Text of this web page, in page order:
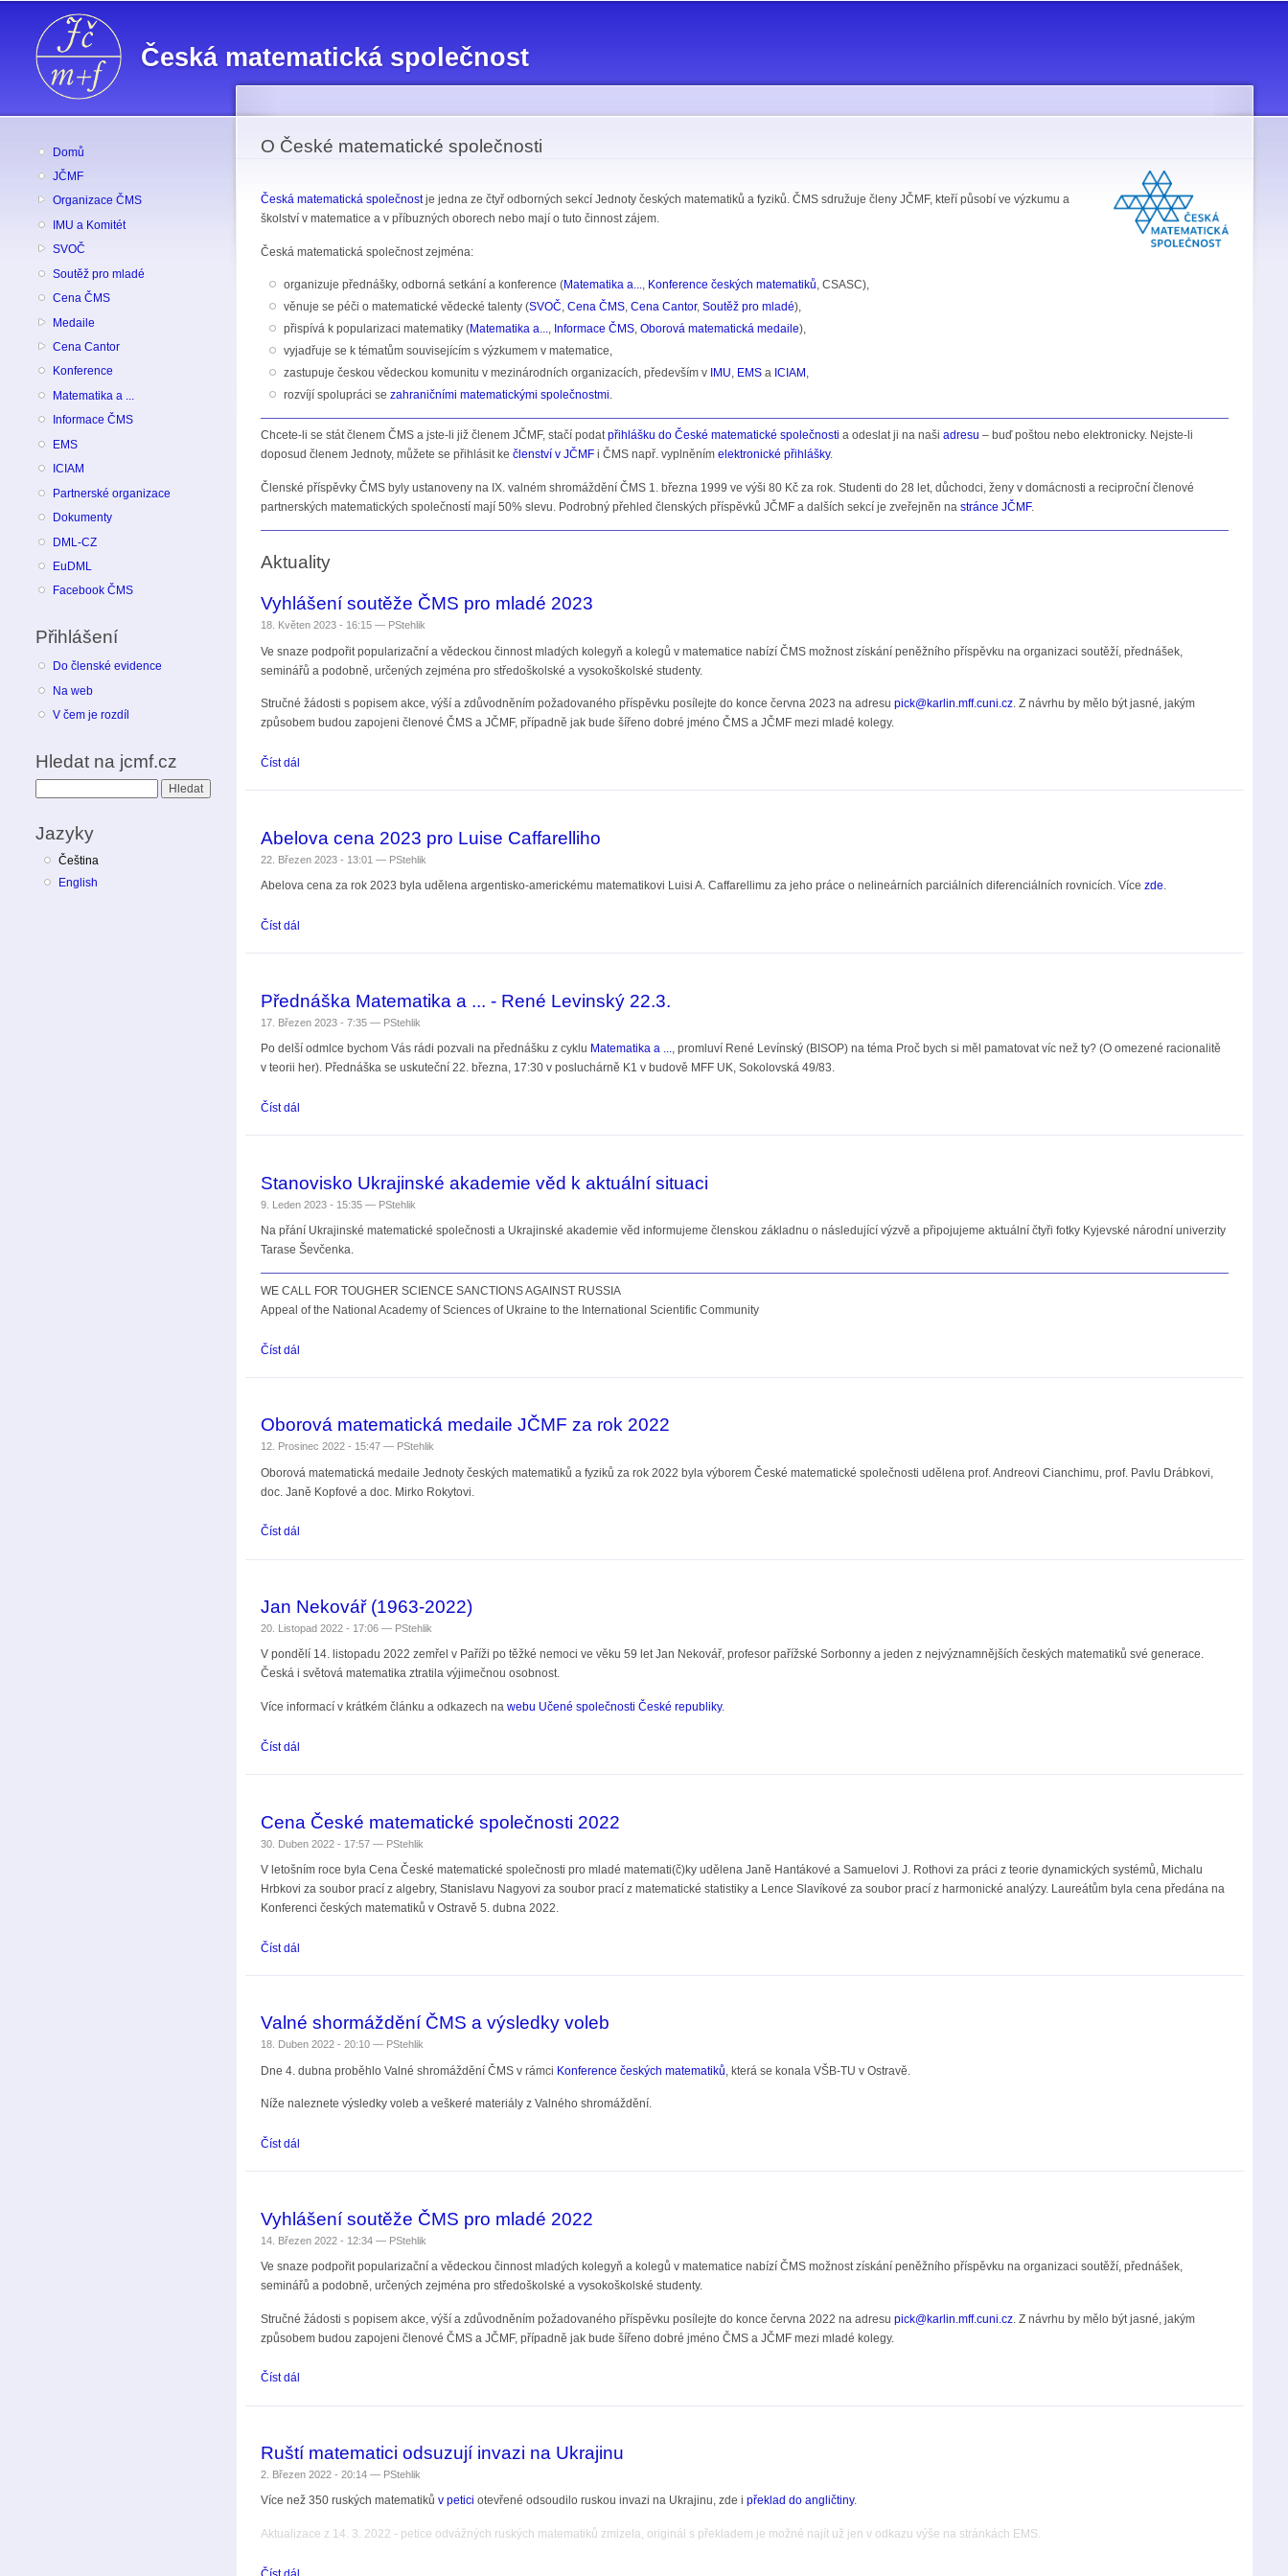
Česká matematická společnost
Domů
JČMF
Organizace ČMS
IMU a Komitét
SVOČ
Soutěž pro mladé
Cena ČMS
Medaile
Cena Cantor
Konference
Matematika a ...
Informace ČMS
EMS
ICIAM
Partnerské organizace
Dokumenty
DML-CZ
EuDML
Facebook ČMS
Přihlášení
Do členské evidence
Na web
V čem je rozdíl
Hledat na jcmf.cz
Jazyky
Čeština
English
O České matematické společnosti
Česká matematická společnostje jedna ze čtyř odborných sekcí Jednoty českých matematiků a fyziků. ČMS sdružuje členy JČMF, kteří působí ve výzkumu a
školství v matematice a v příbuzných oborech nebo mají o tuto činnost zájem.
Česká matematická společnost zejména:
organizuje přednášky, odborná setkání a konference (Matematika a..., Konference českých matematiků, CSASC),
věnuje se péči o matematické vědecké talenty (SVOČ,Cena ČMS,Cena Cantor,Soutěž pro mladé),
přispívá k popularizaci matematiky (Matematika a..., Informace ČMS,Oborová matematická medaile),
vyjadřuje se k tématům souvisejícím s výzkumem v matematice,
zastupuje českou vědeckou komunitu v mezinárodních organizacích, především v IMU, EMS a ICIAM ,
rozvíjí spolupráci sezahraničními matematickými společnostmi.
Chcete-li se stát členem ČMS a jste-li již členem JČMF, stačí podatpřihlášku do České matematické společnosti a odeslat ji na naši adresu – buď poštou nebo elektronicky. Nejste-li
doposud členem Jednoty, můžete se přihlásit ke členství v JČMF i ČMS např. vyplněním elektronické přihlášky.
Členské příspěvky ČMS byly ustanoveny na IX. valném shromáždění ČMS 1. března 1999 ve výši 80 Kč za rok. Studenti do 28 let, důchodci, ženy v domácnosti a reciproční členové
partnerských matematických společností mají 50% slevu. Podrobný přehled členských příspěvků JČMF a dalších sekcí je zveřejněn na stránce JČMF.
Aktuality
Vyhlášení soutěže ČMS pro mladé 2023
18. Květen 2023 - 16:15 — PStehlik
Ve snaze podpořit popularizační a vědeckou činnost mladých kolegyň a kolegů v matematice nabízí ČMS možnost získání peněžního příspěvku na organizaci soutěží, přednášek,
seminářů a podobně, určených zejména pro středoškolské a vysokoškolské studenty.
Stručné žádosti s popisem akce, výší a zdůvodněním požadovaného příspěvku posílejte do konce června 2023 na adresu pick@karlin.mff.cuni.cz. Z návrhu by mělo být jasné, jakým
způsobem budou zapojeni členové ČMS a JČMF, případně jak bude šířeno dobré jméno ČMS a JČMF mezi mladé kolegy.
Číst dál
Abelova cena 2023 pro Luise Caffarelliho
22. Březen 2023 - 13:01 — PStehlik
Abelova cena za rok 2023 byla udělena argentisko-americkému matematikovi Luisi A. Caffarellimu za jeho práce o nelineárních parciálních diferenciálních rovnicích. Více zde.
Číst dál
Přednáška Matematika a ... - René Levinský 22.3.
17. Březen 2023 - 7:35 — PStehlik
Po delší odmlce bychom Vás rádi pozvali na přednášku z cyklu Matematika a ..., promluví René Levínský (BISOP) na téma Proč bych si měl pamatovat víc než ty? (O omezené racionalitě
v teorii her). Přednáška se uskuteční 22. března, 17:30 v posluchárně K1 v budově MFF UK, Sokolovská 49/83.
Číst dál
Stanovisko Ukrajinské akademie věd k aktuální situaci
9. Leden 2023 - 15:35 — PStehlik
Na přání Ukrajinské matematické společnosti a Ukrajinské akademie věd informujeme členskou základnu o následující výzvě a připojujeme aktuální čtyři fotky Kyjevské národní univerzity
Tarase Ševčenka.
WE CALL FOR TOUGHER SCIENCE SANCTIONS AGAINST RUSSIA
Appeal of the National Academy of Sciences of Ukraine to the International Scientific Community
Číst dál
Oborová matematická medaile JČMF za rok 2022
12. Prosinec 2022 - 15:47 — PStehlik
Oborová matematická medaile Jednoty českých matematiků a fyziků za rok 2022 byla výborem České matematické společnosti udělena prof. Andreovi Cianchimu, prof. Pavlu Drábkovi,
doc. Janě Kopfové a doc. Mirko Rokytovi.
Číst dál
Jan Nekovář (1963-2022)
20. Listopad 2022 - 17:06 — PStehlik
V pondělí 14. listopadu 2022 zemřel v Paříži po těžké nemoci ve věku 59 let Jan Nekovář, profesor pařížské Sorbonny a jeden z nejvýznamnějších českých matematiků své generace.
Česká i světová matematika ztratila výjimečnou osobnost.
Více informací v krátkém článku a odkazech na webu Učené společnosti České republiky.
Číst dál
Cena České matematické společnosti 2022
30. Duben 2022 - 17:57 — PStehlik
V letošním roce byla Cena České matematické společnosti pro mladé matemati(č)ky udělena Janě Hantákové a Samuelovi J. Rothovi za práci z teorie dynamických systémů, Michalu
Hrbkovi za soubor prací z algebry, Stanislavu Nagyovi za soubor prací z matematické statistiky a Lence Slavíkové za soubor prací z harmonické analýzy. Laureátům byla cena předána na
Konferenci českých matematiků v Ostravě 5. dubna 2022.
Číst dál
Valné shormáždění ČMS a výsledky voleb
18. Duben 2022 - 20:10 — PStehlik
Dne 4. dubna proběhlo Valné shromáždění ČMS v rámci Konference českých matematiků , která se konala VŠB-TU v Ostravě.
Níže naleznete výsledky voleb a veškeré materiály z Valného shromáždění.
Číst dál
Vyhlášení soutěže ČMS pro mladé 2022
14. Březen 2022 - 12:34 — PStehlik
Ve snaze podpořit popularizační a vědeckou činnost mladých kolegyň a kolegů v matematice nabízí ČMS možnost získání peněžního příspěvku na organizaci soutěží, přednášek,
seminářů a podobně, určených zejména pro středoškolské a vysokoškolské studenty.
Stručné žádosti s popisem akce, výší a zdůvodněním požadovaného příspěvku posílejte do konce června 2022 na adresu pick@karlin.mff.cuni.cz . Z návrhu by mělo být jasné, jakým
způsobem budou zapojeni členové ČMS a JČMF, případně jak bude šířeno dobré jméno ČMS a JČMF mezi mladé kolegy.
Číst dál
Ruští matematici odsuzují invazi na Ukrajinu
2. Březen 2022 - 20:14 — PStehlik
Více než 350 ruských matematiků v petici otevřené odsoudilo ruskou invazi na Ukrajinu, zde i překlad do angličtiny.
Aktualizace z 14. 3. 2022 - petice odvážných ruských matematiků zmizela, originál s překladem je možné najít už jen v odkazu výše na stránkách EMS.